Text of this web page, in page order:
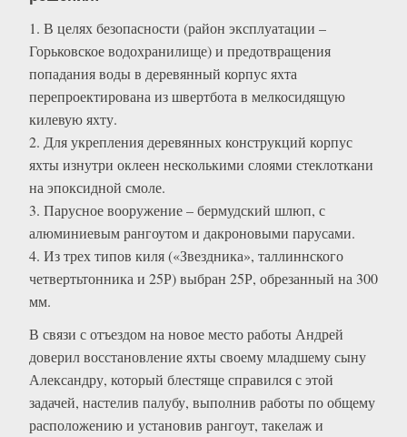
1. В целях безопасности (район эксплуатации –
Горьковское водохранилище) и предотвращения
попадания воды в деревянный корпус яхта
перепроектирована из швертбота в мелкосидящую
килевую яхту.
2. Для укрепления деревянных конструкций корпус
яхты изнутри оклеен несколькими слоями стеклоткани
на эпоксидной смоле.
3. Парусное вооружение – бермудский шлюп, с
алюминиевым рангоутом и дакроновыми парусами.
4. Из трех типов киля («Звездника», таллиннского
четвертьтонника и 25Р) выбран 25Р, обрезанный на 300
мм.
В связи с отъездом на новое место работы Андрей
доверил восстановление яхты своему младшему сыну
Александру, который блестяще справился с этой
задачей, настелив палубу, выполнив работы по общему
расположению и установив рангоут, такелаж и